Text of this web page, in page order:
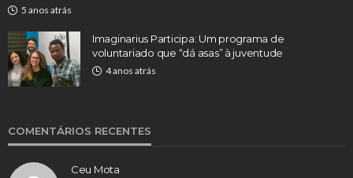
5 anos atrás
Imaginarius Participa: Um programa de
voluntariado que “dá asas” à juventude
4 anos atrás
COMENTÁRIOS RECENTES
Ceu Mota